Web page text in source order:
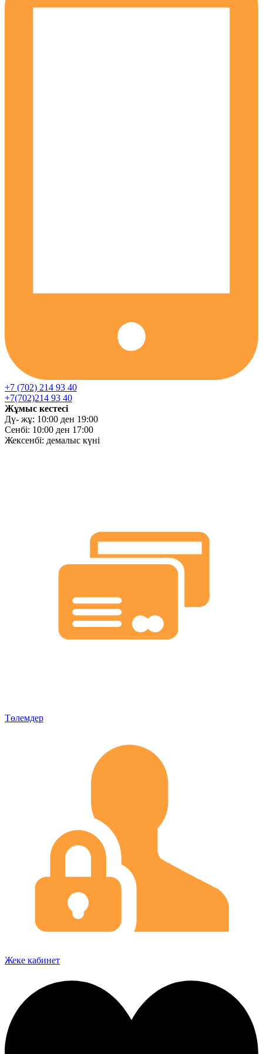
+7 (702) 214 93 40
+7(702)214 93 40
Жұмыс кестесі
Дү- жұ: 10:00 ден 19:00
Сенбі: 10:00 ден 17:00
Жексенбі: демалыс күні
Төлемдер
Жеке кабинет